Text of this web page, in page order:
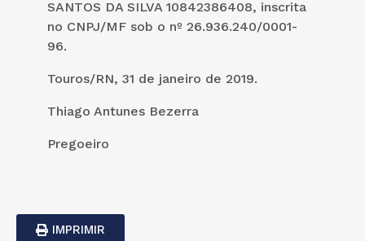
SANTOS DA SILVA 10842386408, inscrita
no CNPJ/MF sob o nº 26.936.240/0001-
96.
Touros/RN, 31 de janeiro de 2019.
Thiago Antunes Bezerra
Pregoeiro
IMPRIMIR